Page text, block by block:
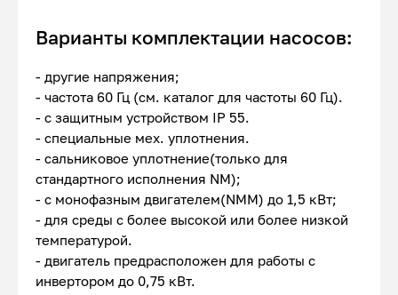
Варианты комплектации насосов:
- другие напряжения;
- частота 60 Гц (см. каталог для частоты 60 Гц).
- с защитным устройством IP 55.
- специальные мех. уплотнения.
- сальниковое уплотнение(только для
стандартного исполнения NM);
- с монофазным двигателем(NMM) до 1,5 кВт;
- для среды с более высокой или более низкой
температурой.
- двигатель предрасположен для работы с
инвертором до 0,75 кВт.